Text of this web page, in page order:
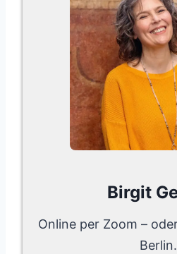
Birgit
Online per Zoom –
Berlin.